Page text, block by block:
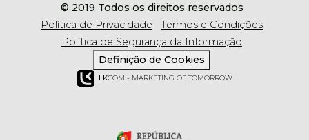
© 2019 Todos os direitos reservados
Política de Privacidade
Termos e Condições
Política de Segurança da Informação
Definição de Cookies
LKCOM - MARKETING OF TOMORROW